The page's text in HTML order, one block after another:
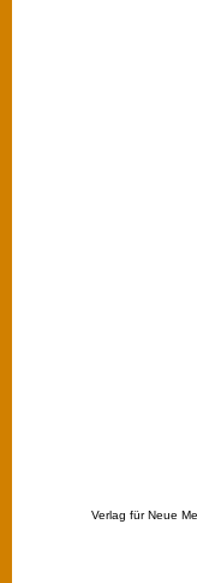
Verlag für Neue